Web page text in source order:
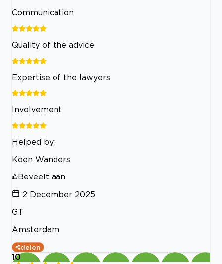
Communication
Quality of the advice
Expertise of the lawyers
Involvement
Helped by:
Koen Wanders
Beveelt aan
2 December 2025
GT
Amsterdam
delen
10